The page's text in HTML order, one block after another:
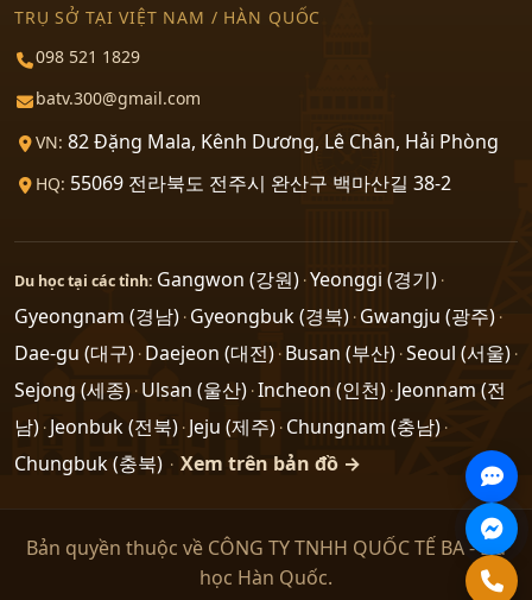
TRỤ SỞ TẠI VIỆT NAM / HÀN QUỐC
098 521 1829
batv.300@gmail.com
VN: 82 Đặng Mala, Kênh Dương, Lê Chân, Hải Phòng
HQ: 55069 전라북도 전주시 완산구 백마산길 38-2
Du học tại các tỉnh: Gangwon (강원) ·Yeonggi (경기) ·
Gyeongnam (경남) · Gyeongbuk (경북) · Gwangju (광주) ·
Dae-gu (대구) · Daejeon (대전) · Busan (부산) ·Seoul (서울) ·
Sejong (세종) · Ulsan (울산) ·Incheon (인천) · Jeonnam (전
남) · Jeonbuk (전북) · Jeju (제주) · Chungnam (충남) ·
Chungbuk (충북) · Xem trên bản đồ →
Bản quyền thuộc về CÔNG TY TNHH QUỐC TẾ BA - Du
học Hàn Quốc.